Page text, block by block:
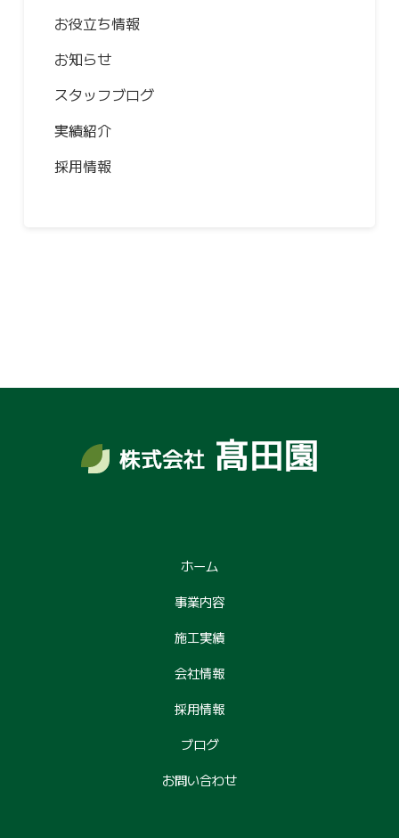
お役立ち情報
お知らせ
スタッフブログ
実績紹介
採用情報
ホーム
事業内容
施工実績
会社情報
採用情報
ブログ
お問い合わせ